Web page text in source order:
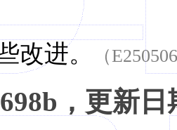
改进。
（
，更新日